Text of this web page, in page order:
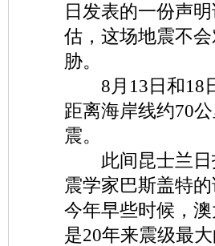
日发表的一份声
估，这场地震不
胁。
8月13日和18日
距离海岸线约70
震。
此间昆士兰日
震学家巴斯盖特
今年早些时候，
是20年来震级最大